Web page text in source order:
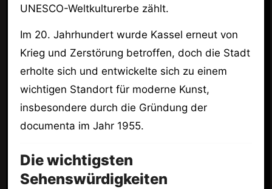
UNESCO-Weltkulturerbe zählt.
Im 20. Jahrhundert wurde Kassel erneut von
Krieg und Zerstörung betroffen, doch die Stadt
erholte sich und entwickelte sich zu einem
wichtigen Standort für moderne Kunst,
insbesondere durch die Gründung der
documenta im Jahr 1955.
Die wichtigsten
Sehenswürdigkeiten